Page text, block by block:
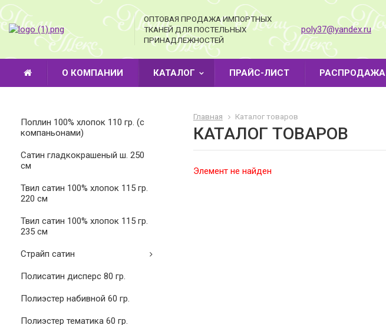
ОПТОВАЯ ПРОДАЖА ИМПОРТНЫХ
ТКАНЕЙ ДЛЯ ПОСТЕЛЬНЫХ
ПРИНАДЛЕЖНОСТЕЙ
poly37@yandex.ru
О КОМПАНИИ КАТАЛОГ ПРАЙС-ЛИСТ РАСПРОДАЖА
Поплин 100% хлопок 110 гр. (с
компаньонами)
Cатин гладкокрашеный ш. 250
см
Твил сатин 100% хлопок 115 гр.
220 см
Твил сатин 100% хлопок 115 гр.
235 см
Страйп сатин
Полисатин дисперс 80 гр.
Полиэстер набивной 60 гр.
Полиэстер тематика 60 гр.
Главная Каталог товаров
КАТАЛОГ ТОВАРОВ
Элемент не найден